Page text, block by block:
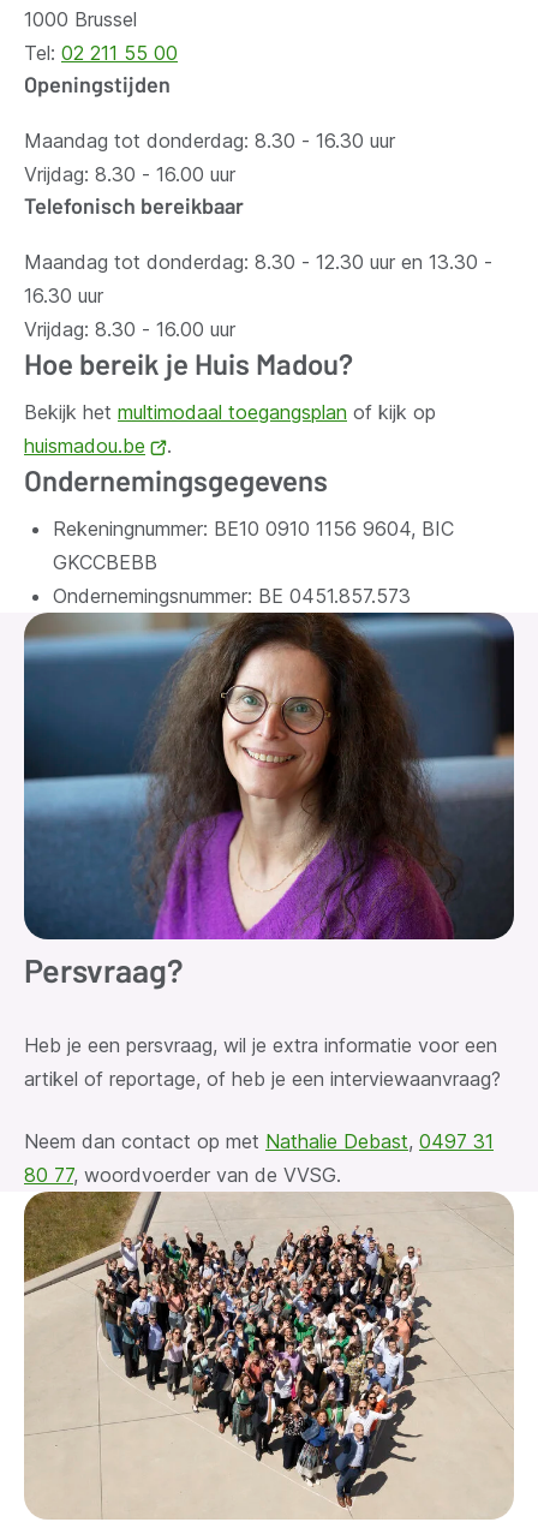
1000 Brussel
Tel: 02 211 55 00
Openingstijden
Maandag tot donderdag: 8.30 - 16.30 uur
Vrijdag: 8.30 - 16.00 uur
Telefonisch bereikbaar
Maandag tot donderdag: 8.30 - 12.30 uur en 13.30 -
16.30 uur
Vrijdag: 8.30 - 16.00 uur
Hoe bereik je Huis Madou?
Bekijk het multimodaal toegangsplan of kijk op
huismadou.be
(opent
nieuw
.
Ondernemingsgegevens
Rekeningnummer: BE10 0910 1156 9604, BIC
GKCCBEBB
Ondernemingsnummer: BE 0451.857.573
Persvraag?
Heb je een persvraag, wil je extra informatie voor een
artikel of reportage, of heb je een interviewaanvraag?
Neem dan contact op met Nathalie Debast, 0497 31
80 77, woordvoerder van de VVSG.